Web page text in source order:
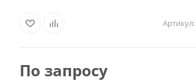
Артикул:
По запросу